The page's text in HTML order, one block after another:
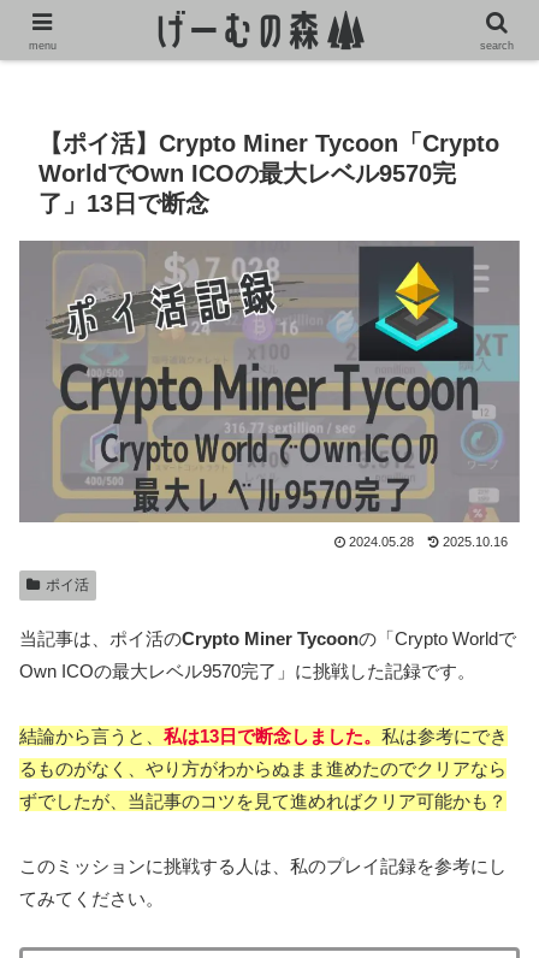
ポイ活
【ポイ活】Crypto Miner Tycoon「Crypto
WorldでOwn ICOの最大レベル9570完
了」13日で断念
2024.05.28 2025.10.16
ポイ活
当記事は、ポイ活のCrypto Miner Tycoonの「Crypto Worldで
Own ICOの最大レベル9570完了」に挑戦した記録です。
結論から言うと、 私は13日で断念しました。 私は参考にでき
るものがなく、やり方がわからぬまま進めたのでクリアなら
ずでしたが、当記事のコツを見て進めればクリア可能かも？
このミッションに挑戦する人は、私のプレイ記録を参考にし
てみてください。
menu search